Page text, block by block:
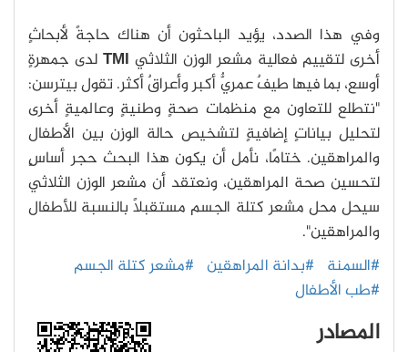
وفي هذا الصدد، يؤيد الباحثون أن هناك حاجةً لأبحاثٍ
أخرى لتقييم فعالية مشعر الوزن الثلاثي TMI لدى جمهرةٍ
أوسع، بما فيها طيفٌ عمريٌّ أكبر وأعراقٌ أكثر. تقول بيترسن:
"نتطلع للتعاون مع منظمات صحةٍ وطنيةٍ وعالميةٍ أخرى
لتحليل بياناتٍ إضافيةٍ لتشخيص حالة الوزن بين الأطفال
والمراهقين. ختامًا، نأمل أن يكون هذا البحث حجر أساسٍ
لتحسين صحة المراهقين، ونعتقد أن مشعر الوزن الثلاثي
سيحل محل مشعر كتلة الجسم مستقبلًا بالنسبة للأطفال
والمراهقين".
#السمنة #بدانة المراهقين #مشعر كتلة الجسم
#طب الأطفال
المصادر